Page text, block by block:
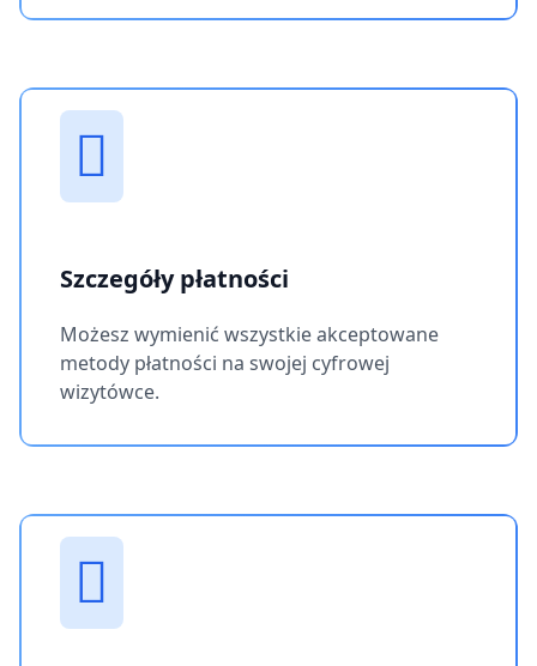
Szczegóły płatności
Możesz wymienić wszystkie akceptowane
metody płatności na swojej cyfrowej
wizytówce.